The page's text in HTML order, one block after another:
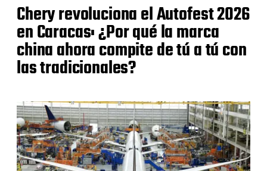
Chery revoluciona el Autofest 2026
en Caracas: ¿Por qué la marca
china ahora compite de tú a tú con
las tradicionales?